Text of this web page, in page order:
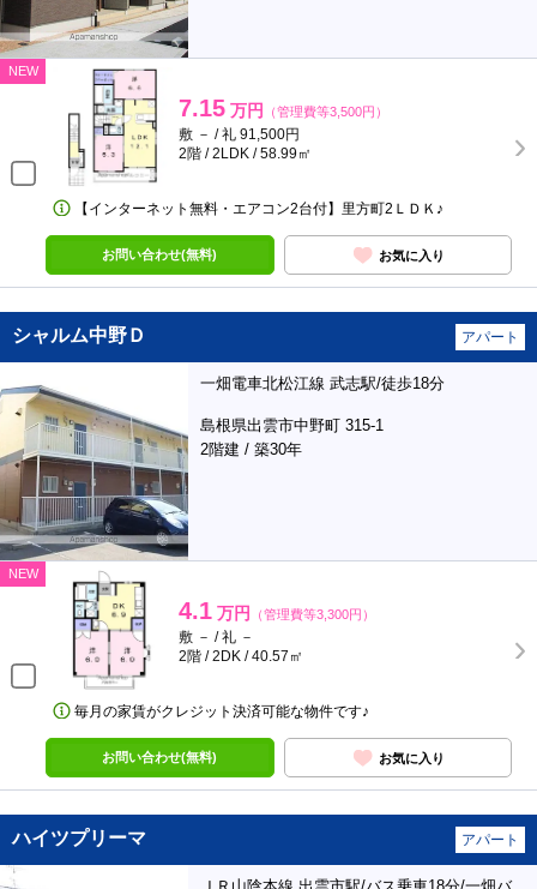
NEW
7.15 万円 （管理費等3,500円）
敷 － / 礼 91,500円
2階 / 2LDK / 58.99㎡
【インターネット無料・エアコン2台付】里方町2ＬＤＫ♪
お問い合わせ(無料) お気に入り
シャルム中野Ｄ アパート
一畑電車北松江線 武志駅/徒歩18分
島根県出雲市中野町 315-1
2階建 / 築30年
NEW
4.1 万円 （管理費等3,300円）
敷 － / 礼 －
2階 / 2DK / 40.57㎡
毎月の家賃がクレジット決済可能な物件です♪
お問い合わせ(無料) お気に入り
ハイツプリーマ アパート